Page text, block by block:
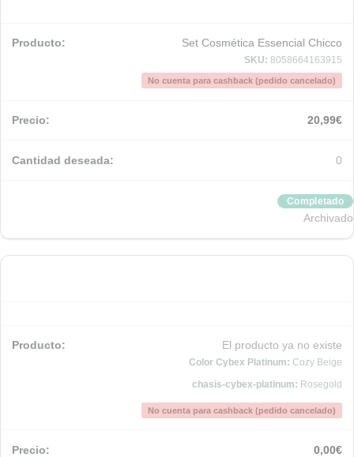
Set Cosmética Essencial Chicco
SKU: 8058664163915
No cuenta para cashback (pedido cancelado)
20,99€
0
Completado
Archivado
El producto ya no existe
Color Cybex Platinum: Cozy Beige
chasis-cybex-platinum: Rosegold
No cuenta para cashback (pedido cancelado)
0,00€